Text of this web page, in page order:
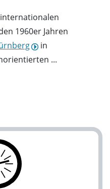
1960er Jahren
in
...